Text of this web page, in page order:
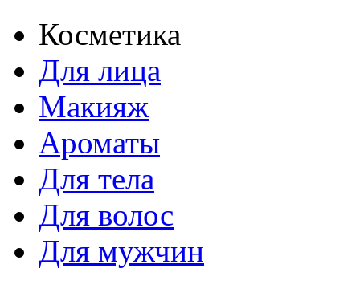
Косметика
Для лица
Макияж
Ароматы
Для тела
Для волос
Для мужчин